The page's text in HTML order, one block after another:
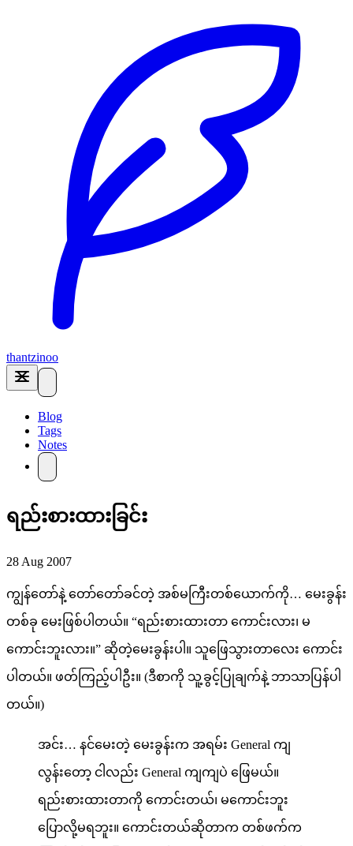
thantzinoo
Blog
Tags
Notes
ရည်းစားထားခြင်း
28 Aug 2007
ကျွန်တော်နဲ့ တော်တော်ခင်တဲ့ အစ်မကြီးတစ်ယောက်ကို… မေးခွန်း
တစ်ခု မေးဖြစ်ပါတယ်။ “ရည်းစားထားတာ ကောင်းလား၊ မ
ကောင်းဘူးလား။” ဆိုတဲ့မေးခွန်းပါ။ သူဖြေသွားတာလေး ကောင်း
ပါတယ်။ ဖတ်ကြည့်ပါဦး။ (ဒီစာကို သူ့ခွင့်ပြုချက်နဲ့ ဘာသာပြန်ပါ
တယ်။)
အင်း… နင်မေးတဲ့ မေးခွန်းက အရမ်း General ကျ
လွန်းတော့ ငါလည်း General ကျကျပဲ ဖြေမယ်။
ရည်းစားထားတာကို ကောင်းတယ်၊ မကောင်းဘူး
ပြောလို့မရဘူး။ ကောင်းတယ်ဆိုတာက တစ်ဖက်က